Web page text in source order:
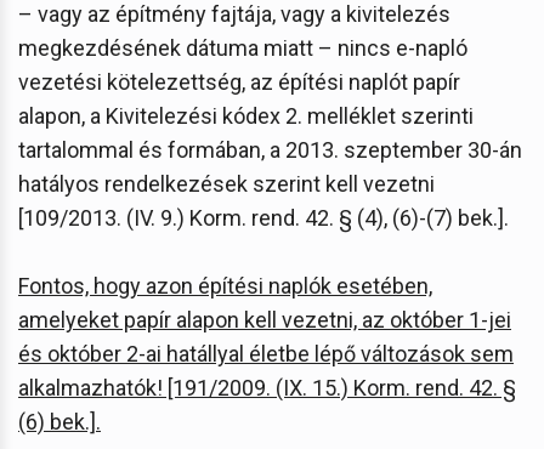
– vagy az építmény fajtája, vagy a kivitelezés
megkezdésének dátuma miatt – nincs e-napló
vezetési kötelezettség, az építési naplót papír
alapon, a Kivitelezési kódex 2. melléklet szerinti
tartalommal és formában, a 2013. szeptember 30-án
hatályos rendelkezések szerint kell vezetni
[109/2013. (IV. 9.) Korm. rend. 42. § (4), (6)-(7) bek.].
Fontos, hogy azon építési naplók esetében,
amelyeket papír alapon kell vezetni, az október 1-jei
és október 2-ai hatállyal életbe lépő változások sem
alkalmazhatók! [191/2009. (IX. 15.) Korm. rend. 42. §
(6) bek.].